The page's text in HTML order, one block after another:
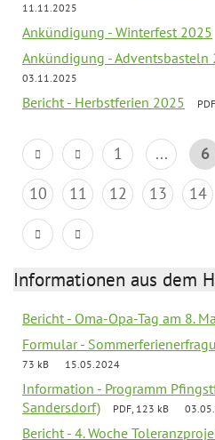
11.11.2025
Ankündigung - Winterfest 2025
Ankündigung - Adventsbasteln
03.11.2025
Bericht - Herbstferien 2025
1 ... 6
10
11 12 13 14
Informationen aus dem
Bericht - Oma-Opa-Tag am 8.
Formular -
73 kB
15.05.2024
Information - Programm
Sandersdorf)
PDF, 123 kB
Bericht - 4. Woche